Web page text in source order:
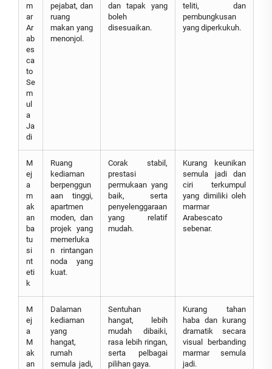
m
ar
Ar
ab
es
ca
to
Se
m
ul
a
Ja
di
pejabat, dan
ruang
makan yang
menonjol.
dan tapak yang
boleh
disesuaikan.
teliti, dan
pembungkusan
yang diperkukuh.
M
ej
a
m
ak
an
ba
tu
si
nt
eti
k
Ruang
kediaman
berpenggun
aan tinggi,
apartmen
moden, dan
projek yang
memerluka
n rintangan
noda yang
kuat.
Corak stabil,
prestasi
permukaan yang
baik, serta
penyelenggaraan
yang relatif
mudah.
Kurang keunikan
semula jadi dan
ciri terkumpul
yang dimiliki oleh
marmar
Arabescato
sebenar.
M
ej
a
M
ak
an
Dalaman
kediaman
yang
hangat,
rumah
semula jadi,
Sentuhan
hangat, lebih
mudah dibaiki,
rasa lebih ringan,
serta pelbagai
pilihan gaya.
Kurang tahan
haba dan kurang
dramatik secara
visual berbanding
marmar semula
jadi.